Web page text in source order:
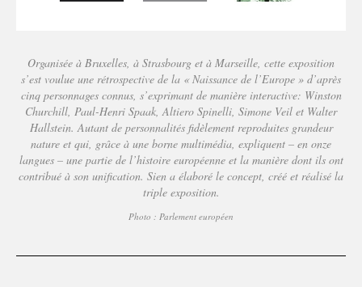
Organisée à Bruxelles, à Strasbourg et à Marseille, cette exposition
s’est voulue une rétrospective de la « Naissance de l’Europe » d’après
cinq personnages connus, s’exprimant de manière interactive: Winston
Churchill, Paul-Henri Spaak, Altiero Spinelli, Simone Veil et Walter
Hallstein. Autant de personnalités fidèlement reproduites grandeur
nature et qui, grâce à une borne multimédia, expliquent – en onze
langues – une partie de l’histoire européenne et la manière dont ils ont
contribué à son unification. Sien a élaboré le concept, créé et réalisé la
triple exposition.
Photo : Parlement européen